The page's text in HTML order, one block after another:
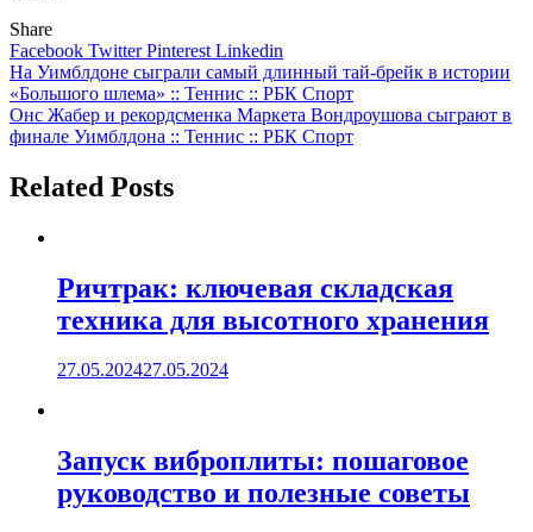
Share
Facebook TwitterPinterest Linkedin
Навигация
по
записям
На Уимблдоне сыграли самый длинный тай-брейк в истории
«Большого шлема» :: Теннис :: РБК Спорт
Онс Жабер и рекордсменка Маркета Вондроушова сыграют в
финале Уимблдона :: Теннис :: РБК Спорт
Related Posts
Ричтрак: ключевая складская
техника для высотного хранения
27.05.202427.05.2024
Запуск виброплиты: пошаговое
руководство и полезные советы